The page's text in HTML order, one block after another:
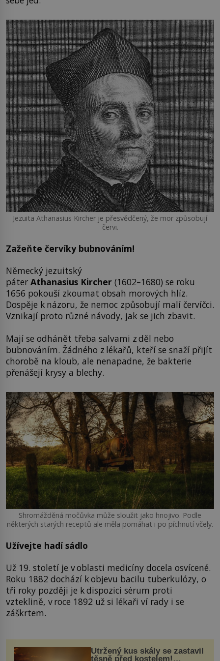
Jezuita Athanasius Kircher je přesvědčený, že mor způsobují
červi.
Zažeňte červíky bubnováním!
Německý jezuitský
páter Athanasius Kircher (1602–1680) se roku
1656 pokouší zkoumat obsah morových hlíz.
Dospěje k názoru, že nemoc způsobují malí červíčci.
Vznikají proto různé návody, jak se jich zbavit.
Mají se odhánět třeba salvami z děl nebo
bubnováním. Žádného z lékařů, kteří se snaží přijít
chorobě na kloub, ale nenapadne, že bakterie
přenášejí krysy a blechy.
Shromážděná močůvka může sloužit jako hnojivo. Podle
některých starých receptů ale měla pomáhat i po píchnutí včely.
Užívejte hadí sádlo
Už 19. století je v oblasti medicíny docela osvícené.
Roku 1882 dochází k objevu bacilu tuberkulózy, o
tři roky později je k dispozici sérum proti
vzteklině, v roce 1892 už si lékaři ví rady i se
záškrtem.
Utržený kus skály se zastavil
těsně před kostelem!